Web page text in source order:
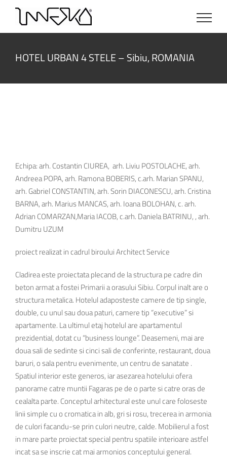
content
HOTEL URBAN 4 STELE – Sibiu, ROMANIA
Echipa: arh. Costantin CIUREA, arh. Liviu POSTOLACHE, arh.
Andreea POPA, arh. Ramona BOBERIS, c.arh. Marian SPANU,
arh. Gabriel CONSTANTIN, arh. Sorin DIACONESCU, arh. Cristina
BARNA, arh. Marius MANCAS, arh. Ioana BOLOHAN, c. arh.
Adrian COMARZAN,Maria IACOB, c.arh. Daniela BATRINU, , arh.
Dumitru UZUM
proiect realizat in cadrul biroului Architect Service
Cladirea este proiectata plecand de la structura pe cadre din
beton armat a fostei Primarii a orasului Sibiu. Corpul inalt are o
structura metalica. Hotelul adaposteste camere de tip single,
double, cu unul sau doua paturi, camere tip “executive” si
apartamente. La ultimul etaj hotelul are apartamentul
prezidential, dotat cu “business lounge”. Deasemeni, mai are
doua sali de sedinte si cinci sali de conferinte, restaurant, doua
baruri, o sala pentru evenimente, un centru de sanatate .
Spatiul interior este generos, iar asezarea hotelului ofera
panorame catre muntii Fagaras pe de o parte si catre oras de
cealalta parte. Conceptul arhitectural este unul care foloseste
linii simple cu o cromatica in alb, gri si rosu, trecerea in armonia
de culori facandu-se prin culori neutre, calde. Mobilierul a fost
in mare parte proiectat special pentru spatiile interioare astfel
incat sa se inscrie cat mai armonios conceptului general.